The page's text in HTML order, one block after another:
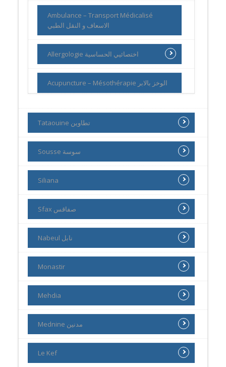
Ambulance – Transport Médicalisé
الاسعاف و النقل الطبي
Allergologie اختصائيي الحساسية
Acupuncture – Mésothérapie الوخز بالابر
Tataouine تطاوين
Sousse سوسة
Siliana
Sfax صفاقس
Nabeul نابل
Monastir
Mehdia
Mednine مدنين
Le Kef